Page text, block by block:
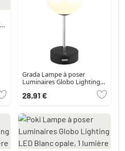
Grada Lampe à poser
Luminaires Globo Lighting
28,91 €